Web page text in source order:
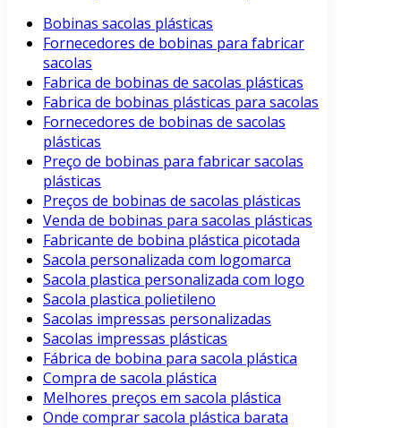
Bobinas sacolas plásticas
Fornecedores de bobinas para fabricar
sacolas
Fabrica de bobinas de sacolas plásticas
Fabrica de bobinas plásticas para sacolas
Fornecedores de bobinas de sacolas
plásticas
Preço de bobinas para fabricar sacolas
plásticas
Preços de bobinas de sacolas plásticas
Venda de bobinas para sacolas plásticas
Fabricante de bobina plástica picotada
Sacola personalizada com logomarca
Sacola plastica personalizada com logo
Sacola plastica polietileno
Sacolas impressas personalizadas
Sacolas impressas plásticas
Fábrica de bobina para sacola plástica
Compra de sacola plástica
Melhores preços em sacola plástica
Onde comprar sacola plástica barata